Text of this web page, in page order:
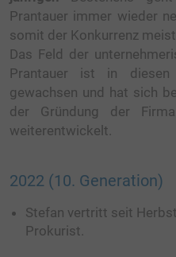
SCHOTTERWERK KALKOFEN
RECYCLINGWERK
ERDENWERK
TRANSPORTE
ERDBAU
HUMUSIERUNGEN
Prantauer immer wieder
somit der Konkurrenz
Das Feld der
Prantauer ist in diesen
gewachsen und hat sich
der Gründung der
weiterentwickelt.
2022 (10. Generation)
Stefan vertritt seit
Prokurist.